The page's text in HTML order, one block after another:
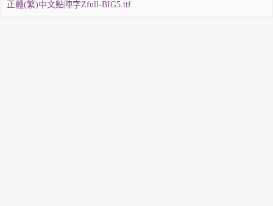
正體(繁)中文點陣字Zfull-BIG5.ttf